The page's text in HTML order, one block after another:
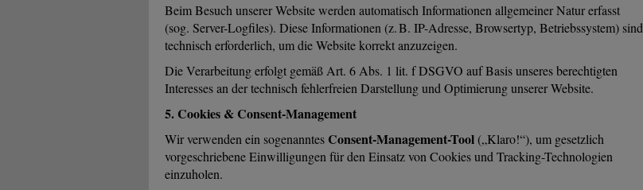
Beim Besuch unserer Website werden automatisch Informationen allgemeiner Natur erfasst
(sog. Server-Logfiles). Diese Informationen (z. B. IP-Adresse, Browsertyp, Betriebssystem) sind
technisch erforderlich, um die Website korrekt anzuzeigen.
Die Verarbeitung erfolgt gemäß Art. 6 Abs. 1 lit. f DSGVO auf Basis unseres berechtigten
Interesses an der technisch fehlerfreien Darstellung und Optimierung unserer Website.
5. Cookies & Consent-Management
Wir verwenden ein sogenanntes Consent-Management-Tool („Klaro!“), um gesetzlich
vorgeschriebene Einwilligungen für den Einsatz von Cookies und Tracking-Technologien
einzuholen.